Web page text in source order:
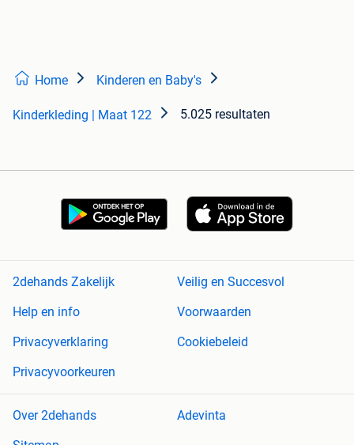
Home Kinderen en Baby's
Kinderkleding | Maat 122 5.025 resultaten
2dehands Zakelijk
Veilig en Succesvol
Help en info
Voorwaarden
Privacyverklaring
Cookiebeleid
Privacyvoorkeuren
Over 2dehands
Adevinta